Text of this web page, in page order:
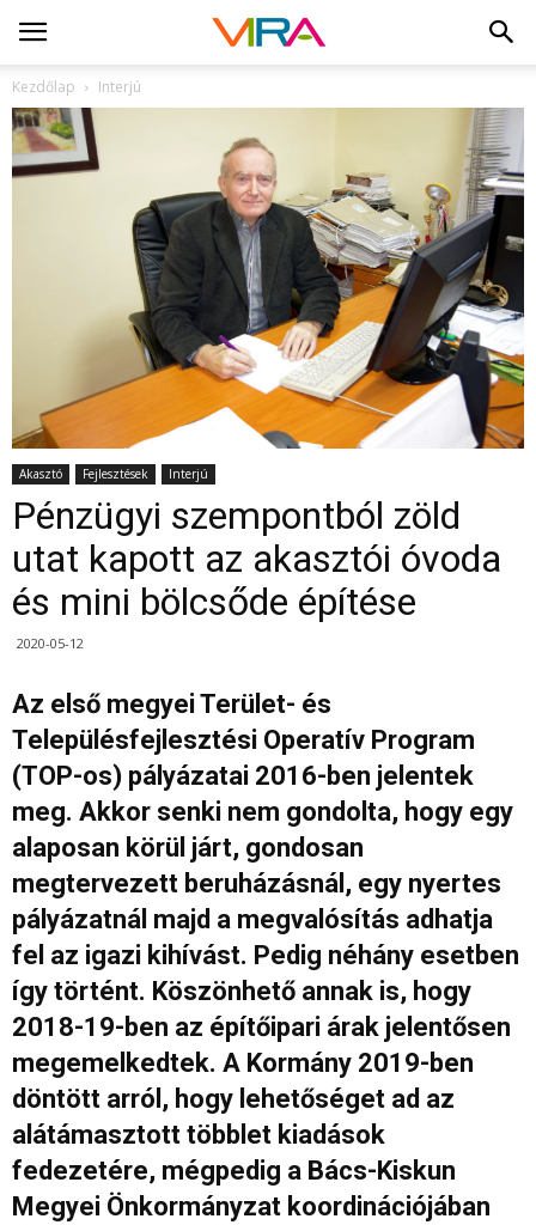
Kezdőlap Interjú
Akasztó Fejlesztések Interjú
Pénzügyi szempontból zöld
utat kapott az akasztói óvoda
és mini bölcsőde építése
2020-05-12
Az első megyei Terület- és
Településfejlesztési Operatív Program
(TOP-os) pályázatai 2016-ben jelentek
meg. Akkor senki nem gondolta, hogy egy
alaposan körül járt, gondosan
megtervezett beruházásnál, egy nyertes
pályázatnál majd a megvalósítás adhatja
fel az igazi kihívást. Pedig néhány esetben
így történt. Köszönhető annak is, hogy
2018-19-ben az építőipari árak jelentősen
megemelkedtek. A Kormány 2019-ben
döntött arról, hogy lehetőséget ad az
alátámasztott többlet kiadások
fedezetére, mégpedig a Bács-Kiskun
Megyei Önkormányzat koordinációjában